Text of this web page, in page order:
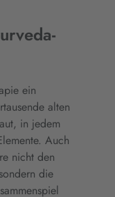
ein
alten
in jedem
Auch
nicht den
die